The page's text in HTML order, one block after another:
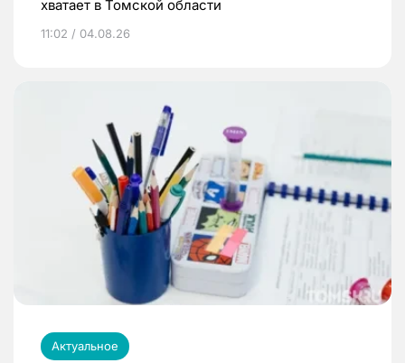
хватает в Томской области
11:02 / 04.08.26
Актуальное